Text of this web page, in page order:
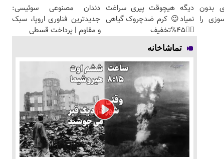
بدون
را
دیگه هیچوقت پیری سراغت
نمیاد😉 کرم ضدچروک گیاهی
👈🏻45%تخفیف
دندان مصنوعی سوئیسی:
جدیدترین فناوری اروپا، سبک
و مقاوم | پرداخت قسطی
تماشاخانه